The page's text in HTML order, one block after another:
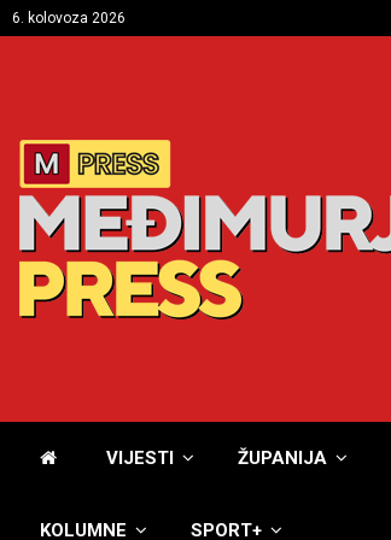
6. kolovoza 2026
VIJESTI ŽUPANIJA
KOLUMNE SPORT+